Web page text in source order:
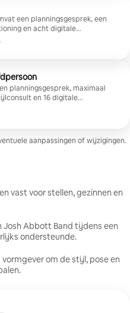
een planningsgesprek, een
en acht digitale
resolutie om te downloaden.
planningsgesprek, maximaal
en 16 digitale
resolutie om te downloaden.
aanpassingen of wijzigingen.
vast voor stellen, gezinnen en
Josh Abbott Band tijdens een
ondersteunde.
om de stijl, pose en